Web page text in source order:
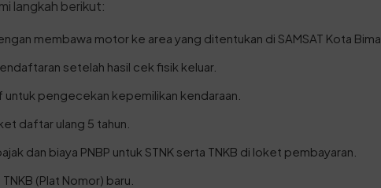
langkah berikut:
membawa motor ke area yang ditentukan di SAMSAT Kota Bima.
setelah hasil cek fisik keluar.
pengecekan kepemilikan kendaraan.
daftar ulang 5 tahun.
dan biaya PNBP untuk STNK serta TNKB di loket pembayaran.
(Plat Nomor) baru.